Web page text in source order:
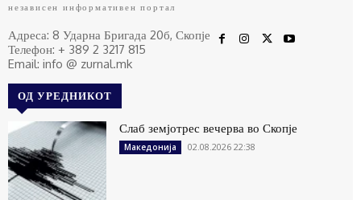
независен информативен портал
Адреса: 8 Ударна Бригада 20б, Скопје
Телефон: + 389 2 3217 815
Email: info @ zurnal.mk
ОД УРЕДНИКОТ
Слаб земјотрес вечерва во Скопје
Македонија 02.08.2026 22:38